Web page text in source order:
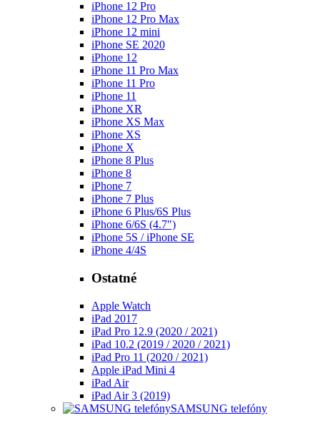
iPhone 12 Pro
iPhone 12 Pro Max
iPhone 12 mini
iPhone SE 2020
iPhone 12
iPhone 11 Pro Max
iPhone 11 Pro
iPhone 11
iPhone XR
iPhone XS Max
iPhone XS
iPhone X
iPhone 8 Plus
iPhone 8
iPhone 7
iPhone 7 Plus
iPhone 6 Plus/6S Plus
iPhone 6/6S (4.7")
iPhone 5S / iPhone SE
iPhone 4/4S
Ostatné
Apple Watch
iPad 2017
iPad Pro 12.9 (2020 / 2021)
iPad 10.2 (2019 / 2020 / 2021)
iPad Pro 11 (2020 / 2021)
Apple iPad Mini 4
iPad Air
iPad Air 3 (2019)
SAMSUNG telefóny